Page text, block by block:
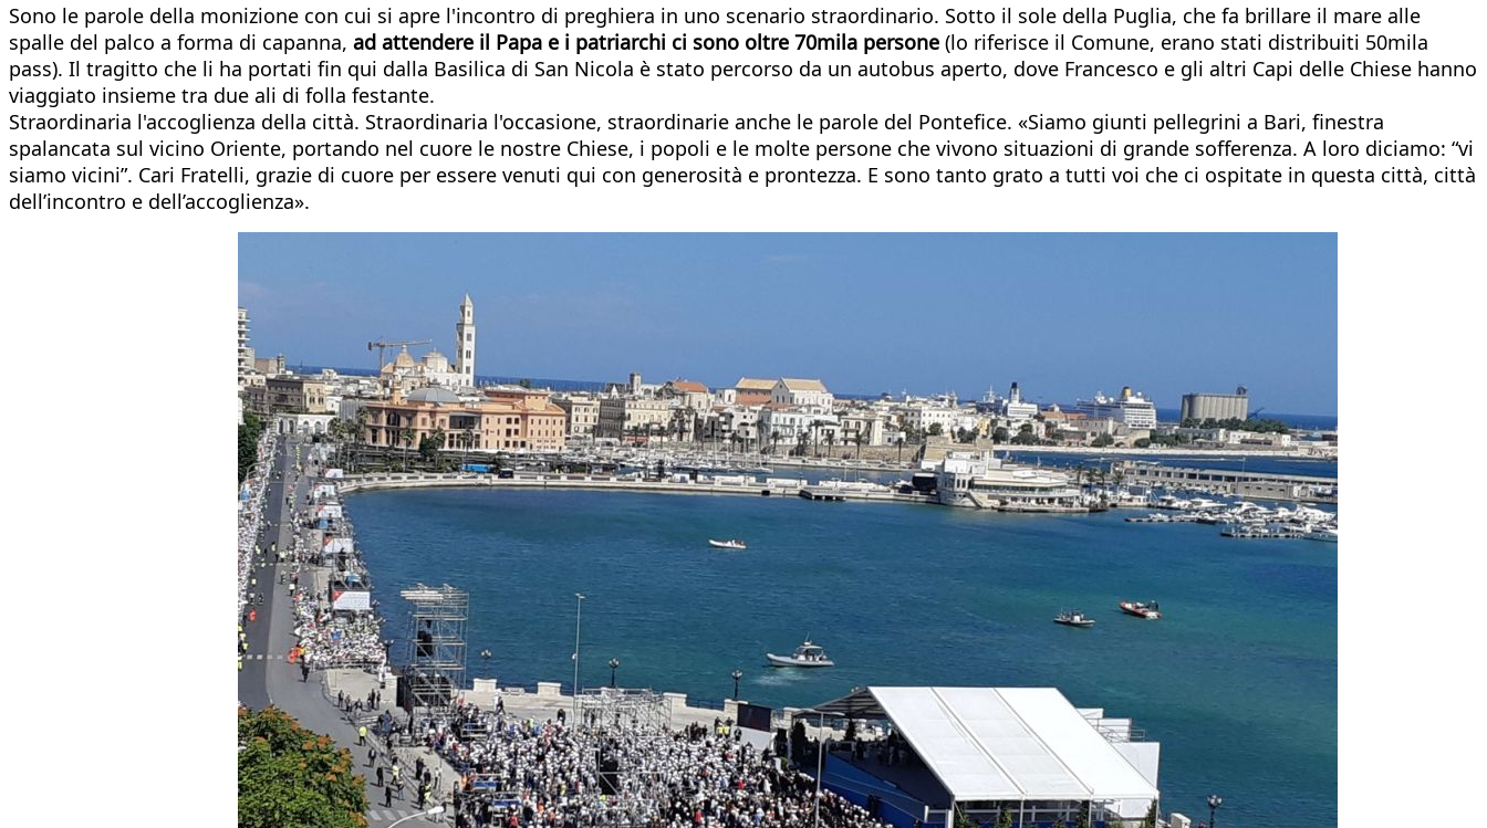
Sono le parole della monizione con cui si apre l'incontro di preghiera in uno scenario straordinario. Sotto il sole della Puglia, che fa brillare il mare alle
spalle del palco a forma di capanna, ad attendere il Papa e i patriarchi ci sono oltre 70mila persone (lo riferisce il Comune, erano stati distribuiti 50mila
pass). Il tragitto che li ha portati fin qui dalla Basilica di San Nicola è stato percorso da un autobus aperto, dove Francesco e gli altri Capi delle Chiese hanno
viaggiato insieme tra due ali di folla festante.
Straordinaria l'accoglienza della città. Straordinaria l'occasione, straordinarie anche le parole del Pontefice. «Siamo giunti pellegrini a Bari, finestra
spalancata sul vicino Oriente, portando nel cuore le nostre Chiese, i popoli e le molte persone che vivono situazioni di grande sofferenza. A loro diciamo: “vi
siamo vicini”. Cari Fratelli, grazie di cuore per essere venuti qui con generosità e prontezza. E sono tanto grato a tutti voi che ci ospitate in questa città, città
dell’incontro e dell’accoglienza».